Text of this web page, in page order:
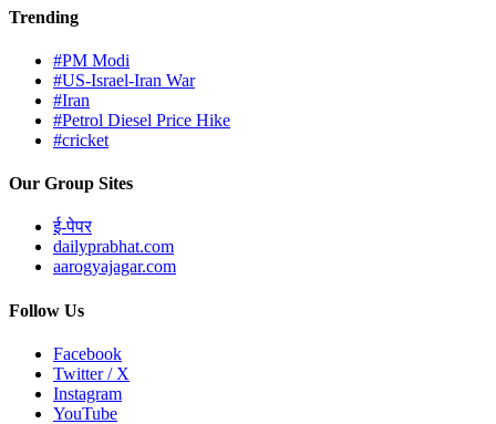
Trending
#PM Modi
#US-Israel-Iran War
#Iran
#Petrol Diesel Price Hike
#cricket
Our Group Sites
ई-पेपर
dailyprabhat.com
aarogyajagar.com
Follow Us
Facebook
Twitter / X
Instagram
YouTube